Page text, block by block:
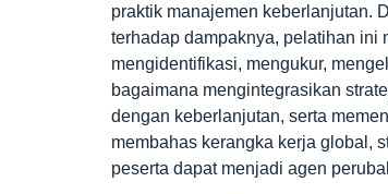
praktik manajemen keberlanjutan.
terhadap dampaknya, pelatihan ini
mengidentifikasi, mengukur,
bagaimana mengintegrasikan
dengan keberlanjutan, serta
membahas kerangka kerja global,
peserta dapat menjadi agen